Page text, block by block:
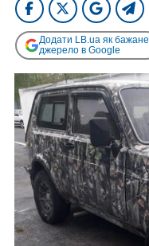
Додати LB.ua як бажане
джерело в Google